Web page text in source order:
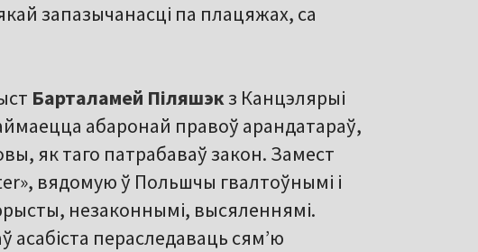
запазычанасці па плацяжах, са
Барталамей Піляшэкз Канцэлярыі
абаронай правоў арандатараў,
як таго патрабаваў закон. Замест
вядомую ў Польшчы гвалтоўнымі і
незаконнымі, высяленнямі.
асабіста пераследаваць сям’ю